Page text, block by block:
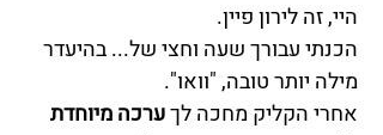
היי, זה לירון פיין.
הכנתי עבורך שעה וחצי של... בהיעדר
מילה יותר טובה, "וואו".
אחרי הקליק מחכה לך ערכה מיוחדת